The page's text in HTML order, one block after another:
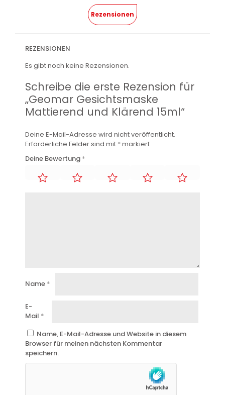
Rezensionen
REZENSIONEN
Es gibt noch keine Rezensionen.
Schreibe die erste Rezension für
„Geomar Gesichtsmaske
Mattierend und Klärend 15ml“
Deine E-Mail-Adresse wird nicht veröffentlicht.
Erforderliche Felder sind mit *markiert
Deine Bewertung *
Name *
E-
Mail *
Name, E-Mail-Adresse und Website in diesem
Browser für meinen nächsten Kommentar
speichern.